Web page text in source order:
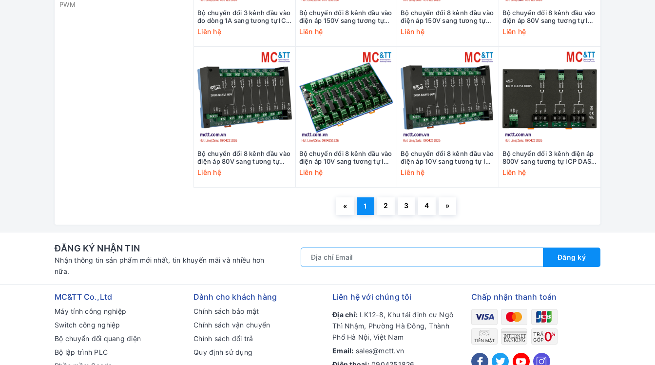
PWM
Bộ chuyển đổi 3 kênh đầu vào
đo dòng 1A sang tương tự ICP
DAS DN-843I-CT-1 CR
Liên hệ
Bộ chuyển đổi 8 kênh đầu vào
điện áp 150V sang tương tự
ICP DAS DNM-848VI-150V CR
Liên hệ
Bộ chuyển đổi 8 kênh đầu vào
điện áp 150V sang tương tự
ICP DAS DN-848VI-150V CR
Liên hệ
Bộ chuyển đổi 8 kênh đầu vào
điện áp 80V sang tương tự ICP
DAS DN-848VI-80V CR
Liên hệ
Bộ chuyển đổi 8 kênh đầu vào
điện áp 80V sang tương tự
ICP DAS DNM-848VI-80V CR
Liên hệ
Bộ chuyển đổi 8 kênh đầu vào
điện áp 10V sang tương tự ICP
DAS DN-848VI-10V CR
Liên hệ
Bộ chuyển đổi 8 kênh đầu vào
điện áp 10V sang tương tự ICP
DAS DNM-848VI-10V CR
Liên hệ
Bộ chuyển đổi 3 kênh điện áp
800V sang tương tự ICP DAS
DNM-843VI-800V CR
Liên hệ
« 1 2 3 4 »
ĐĂNG KÝ NHẬN TIN
Nhận thông tin sản phẩm mới nhất, tin khuyến mãi và nhiều hơn
nữa.
Đăng ký
MC&TT Co.,Ltd
Máy tính công nghiệp
Switch công nghiệp
Bộ chuyển đổi quang điện
Bộ lập trình PLC
Dành cho khách hàng
Chính sách bảo mật
Chính sách vận chuyển
Chính sách đổi trả
Quy định sử dụng
Liên hệ với chúng tôi
Địa chỉ: LK12-8, Khu tái định cư Ngô
Thì Nhậm, Phường Hà Đông, Thành
Phố Hà Nội, Việt Nam
Email: sales@mctt.vn
Chấp nhận thanh toán